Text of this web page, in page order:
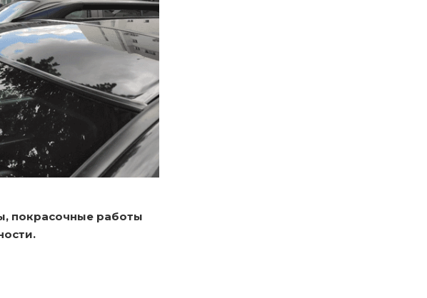
покрасочные работы